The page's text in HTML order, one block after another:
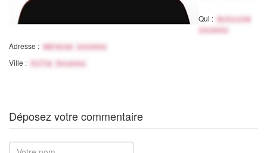
Qui :
Activité
inconnu
Adresse : Adresse inconnu
Ville : Ville Inconnu
Déposez votre commentaire